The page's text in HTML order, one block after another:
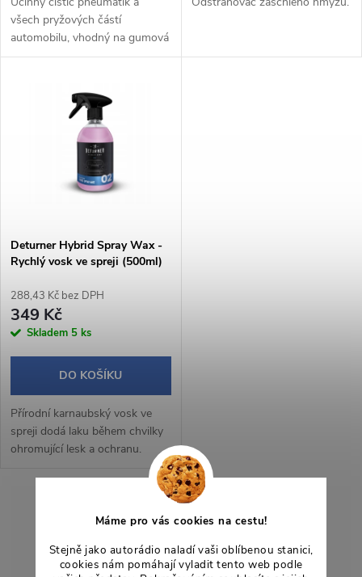
Máme pro vás cookies na cestu!
Stejně jako autorádio naladí vaši oblíbenou stanici,
cookies nám pomáhají vyladit tento web podle
u
k
u
k
všech pryžových částí
automobilu, vhodný na gumová
těsnění nebo gumové rohože.
Deturner Hybrid Spray Wax -
Rychlý vosk ve spreji (500ml)
288,43 Kč bez DPH
349 Kč
Skladem 5 ks
DO KOŠÍKU
Přírodní karnaubský vosk ve
spreji dodá laku během chvilky
ohromující lesk a ochranu.
Aplikace vosku je velmi snadná,
bez jakékoliv námahy máte auto